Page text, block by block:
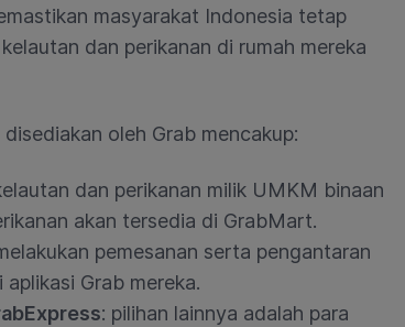
masyarakat Indonesia tetap
dan perikanan di rumah mereka
oleh Grab mencakup:
dan perikanan milik UMKM binaan
akan tersedia di GrabMart.
pemesanan serta pengantaran
Grab mereka.
: pilihan lainnya adalah para